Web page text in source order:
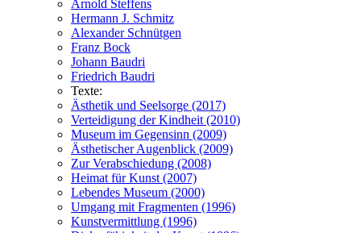
Arnold Steffens
Hermann J. Schmitz
Alexander Schnütgen
Franz Bock
Johann Baudri
Friedrich Baudri
Texte:
Ästhetik und Seelsorge (2017)
Verteidigung der Kindheit (2010)
Museum im Gegensinn (2009)
Ästhetischer Augenblick (2009)
Zur Verabschiedung (2008)
Heimat für Kunst (2007)
Lebendes Museum (2000)
Umgang mit Fragmenten (1996)
Kunstvermittlung (1996)